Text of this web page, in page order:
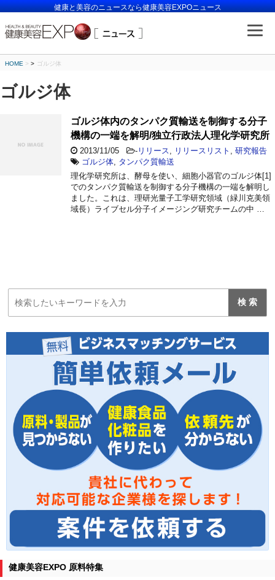
健康と美容のニュースなら健康美容EXPOニュース
HOME > ゴルジ体
ゴルジ体
ゴルジ体内のタンパク質輸送を制御する分子
機構の一端を解明/独立行政法人理化学研究所
2013/11/05 - リリース リリースリスト
研究報告
ゴルジ体 タンパク質輸送
理化学研究所は、酵母を使い、細胞小器官のゴルジ体[1]
でのタンパク質輸送を制御する分子機構の一端を解明し
ました。これは、理研光量子工学研究領域（緑川克美領
域長）ライブセル分子イメージング研究チームの中 …
健康美容EXPO 原料特集